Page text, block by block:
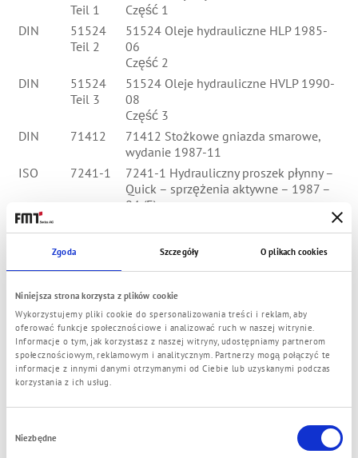
Zgoda Szczegóły O plikach cookies
Niniejsza strona korzysta z plików cookie
Wykorzystujemy pliki cookie do spersonalizowania treści i reklam, aby
oferować funkcje społecznościowe i analizować ruch w naszej witrynie.
Informacje o tym, jak korzystasz z naszej witryny, udostępniamy partnerom
społecznościowym, reklamowym i analitycznym. Partnerzy mogą połączyć te
informacje z innymi danymi otrzymanymi od Ciebie lub uzyskanymi podczas
korzystania z ich usług.
zgody
Niezbędne
Teil 1
Część 1
DIN
51524
Teil 2
51524 Oleje hydrauliczne HLP 1985-
06
Część 2
DIN
51524
Teil 3
51524 Oleje hydrauliczne HVLP 1990-
08
Część 3
DIN
71412
71412 Stożkowe gniazda smarowe,
wydanie 1987-11
ISO
7241-1
7241-1 Hydrauliczny proszek płynny –
Quick – sprzężenia aktywne – 1987 –
04 (E)
Atex100a
członkowskich w kwestii właściwego
użytkowania urządzeń i systemów
ochronnych w strefach zagrożonych
wybuchem.
DIN EN
560
560 Spawarki gazowe - przyłącza
wężowe do urządzeń i instalacji do
spawania, cięcia i technologii
pokrewnych; wersja niemiecka EN,
DIN EN
853
853 Węże gumowe i przewody giętkie -